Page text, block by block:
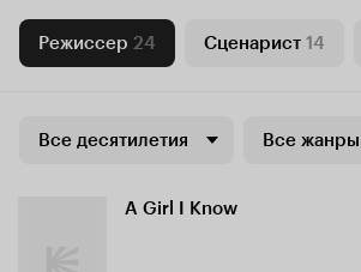
Режиссер 24 Сценарист 14
Все десятилетия Все жанры
A Girl I Know